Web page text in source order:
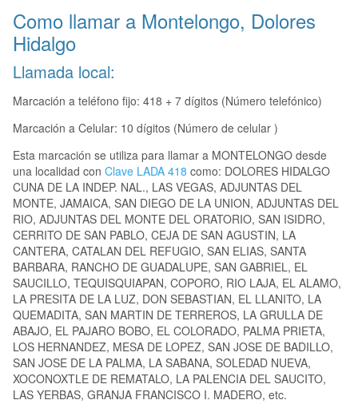
Como llamar a Montelongo, Dolores
Hidalgo
Llamada local:
Marcación a teléfono fijo: 418 + 7 dígitos (Número telefónico)
Marcación a Celular: 10 dígitos (Número de celular )
Esta marcación se utiliza para llamar a MONTELONGO desde
una localidad con Clave LADA 418 como: DOLORES HIDALGO
CUNA DE LA INDEP. NAL., LAS VEGAS, ADJUNTAS DEL
MONTE, JAMAICA, SAN DIEGO DE LA UNION, ADJUNTAS DEL
RIO, ADJUNTAS DEL MONTE DEL ORATORIO, SAN ISIDRO,
CERRITO DE SAN PABLO, CEJA DE SAN AGUSTIN, LA
CANTERA, CATALAN DEL REFUGIO, SAN ELIAS, SANTA
BARBARA, RANCHO DE GUADALUPE, SAN GABRIEL, EL
SAUCILLO, TEQUISQUIAPAN, COPORO, RIO LAJA, EL ALAMO,
LA PRESITA DE LA LUZ, DON SEBASTIAN, EL LLANITO, LA
QUEMADITA, SAN MARTIN DE TERREROS, LA GRULLA DE
ABAJO, EL PAJARO BOBO, EL COLORADO, PALMA PRIETA,
LOS HERNANDEZ, MESA DE LOPEZ, SAN JOSE DE BADILLO,
SAN JOSE DE LA PALMA, LA SABANA, SOLEDAD NUEVA,
XOCONOXTLE DE REMATALO, LA PALENCIA DEL SAUCITO,
LAS YERBAS, GRANJA FRANCISCO I. MADERO, etc.